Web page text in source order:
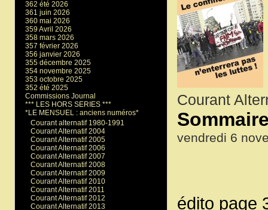
Courant
vendredi 6
édito page
362 été 2026
361 juin 2026
360 mai 2026
359 Avril 2026
358 mars 2026
357 février 2026
356 janvier 2026
355 décembre 2025
354 novembre 2025
353 octobre 2025
352 été 2025
Commissions Journal
*** LES HORS SERIES ***
*LE MENSUEL : anciens numéros*
Courant alternatif 1980-1991
Courant Alternatif 2004
Courant Alternatif 2005
Courant Alternatif 2006
Courant Alternatif 2007
Courant Alternatif 2008
Courant Alternatif 2009
Courant Alternatif 2010
Courant Alternatif 2011
Courant Alternatif 2012
Courant Alternatif 2013